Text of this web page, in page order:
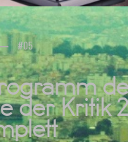
#05
der Kritik